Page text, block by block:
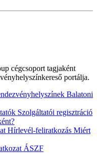
cégcsoport tagjaként
portálja.
Balatoni
Szolgáltatói regisztráció
Hírlevél-feliratkozás Miért
ÁSZF